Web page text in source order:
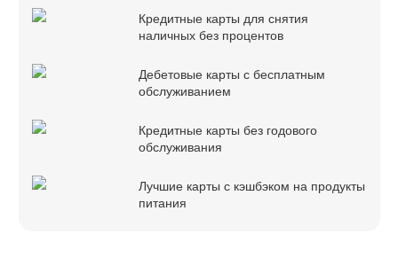
Кредитные карты для снятия
наличных без процентов
Дебетовые карты с бесплатным
обслуживанием
Кредитные карты без годового
обслуживания
Лучшие карты с кэшбэком на продукты
питания